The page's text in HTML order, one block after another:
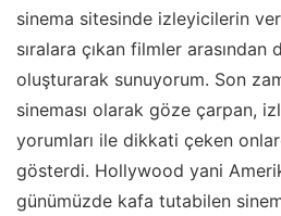
sinema sitesinde izleyicilerin
sıralara çıkan filmler
oluşturarak sunuyorum. Son
sineması olarak göze çarpan,
yorumları ile dikkati çeken
gösterdi. Hollywood yani
günümüzde kafa tutabilen